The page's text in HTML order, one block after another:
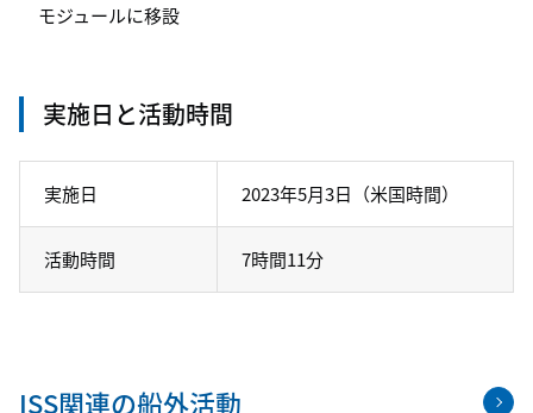
モジュールに移設
実施日と活動時間
実施日 2023年5月3日（米国時間）
活動時間 7時間11分
ISS関連の船外活動